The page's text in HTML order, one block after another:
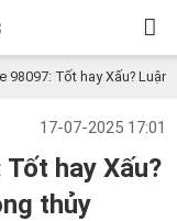
98097: Tốt hay Xấu?
17-07-2025 17:01
hay Xấu?
thủy